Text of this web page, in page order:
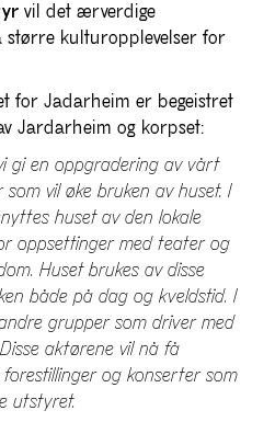
vil det ærverdige
større kulturopplevelser for
for Jadarheim er begeistret
Jardarheim og korpset:
gi en oppgradering av vårt
vil øke bruken av huset. I
huset av den lokale
oppsettinger med teater og
Huset brukes av disse
både på dag og kveldstid. I
grupper som driver med
aktørene vil nå få
og konserter som
utstyret.